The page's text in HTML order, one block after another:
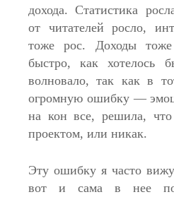
дохода. Статистика
от читателей росло,
тоже рос. Доходы
быстро, как хотелось
волновало, так как в
огромную ошибку —
на кон все, решила,
проектом, или никак.
Эту ошибку я часто
вот и сама в нее